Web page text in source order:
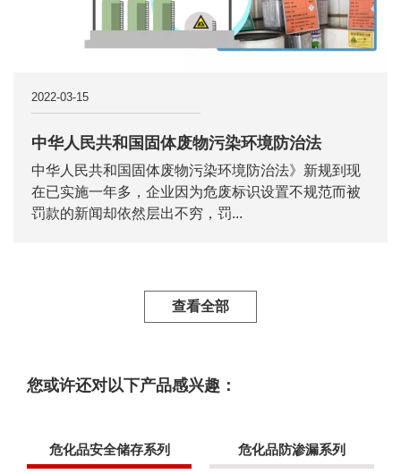
2022-03-15
中华人民共和国固体废物污染环境防治法
中华人民共和国固体废物污染环境防治法》新规到现
在已实施一年多，企业因为危废标识设置不规范而被
罚款的新闻却依然层出不穷，罚...
查看全部
您或许还对以下产品感兴趣：
危化品安全储存系列 危化品防渗漏系列